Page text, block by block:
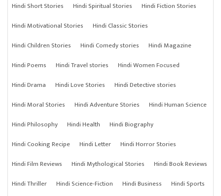
Hindi Short Stories Hindi Spiritual Stories
Hindi Fiction Stories
Hindi Motivational Stories
Hindi Classic Stories
Hindi Children Stories
Hindi Comedy stories
Hindi Magazine
Hindi Poems
Hindi Travel stories
Hindi Women Focused
Hindi Drama
Hindi Love Stories
Hindi Detective stories
Hindi Moral Stories
Hindi Adventure Stories
Hindi Human Science
Hindi Philosophy
Hindi Health
Hindi Biography
Hindi Cooking Recipe
Hindi Letter
Hindi Horror Stories
Hindi Film Reviews
Hindi Mythological Stories
Hindi Book Reviews
Hindi Thriller
Hindi Science-Fiction Hindi Business
Hindi Sports